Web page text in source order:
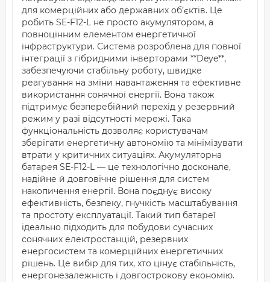
для комерційних або державних об’єктів. Це
робить SE-F12-L не просто акумулятором, а
повноцінним елементом енергетичної
інфраструктури. Система розроблена для повної
інтеграції з гібридними інверторами **Deye**,
забезпечуючи стабільну роботу, швидке
реагування на зміни навантаження та ефективне
використання сонячної енергії. Вона також
підтримує безперебійний перехід у резервний
режим у разі відсутності мережі. Така
функціональність дозволяє користувачам
зберігати енергетичну автономію та мінімізувати
втрати у критичних ситуаціях. Акумуляторна
батарея SE-F12-L — це технологічно досконале,
надійне й довговічне рішення для систем
накопичення енергії. Вона поєднує високу
ефективність, безпеку, гнучкість масштабування
та простоту експлуатації. Такий тип батареї
ідеально підходить для побудови сучасних
сонячних електростанцій, резервних
енергосистем та комерційних енергетичних
рішень. Це вибір для тих, хто цінує стабільність,
енергонезалежність і довгострокову економію.